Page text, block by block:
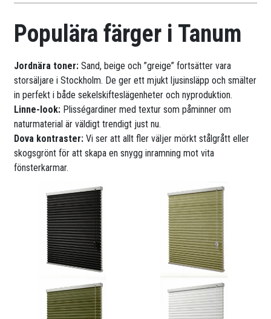
Populära färger i Tanum
Jordnära toner: Sand, beige och ”greige” fortsätter vara
storsäljare i Stockholm. De ger ett mjukt ljusinsläpp och smälter
in perfekt i både sekelskifteslägenheter och nyproduktion.
Linne-look: Plisségardiner med textur som påminner om
naturmaterial är väldigt trendigt just nu.
Dova kontraster: Vi ser att allt fler väljer mörkt stålgrått eller
skogsgrönt för att skapa en snygg inramning mot vita
fönsterkarmar.